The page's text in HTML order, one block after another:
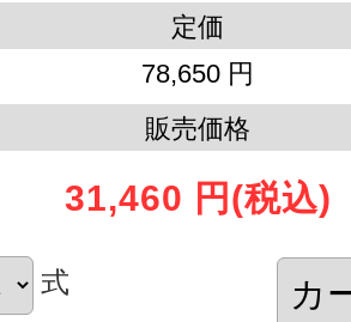
定価
78,650 円
販売価格
31,460 円 (税込)
式